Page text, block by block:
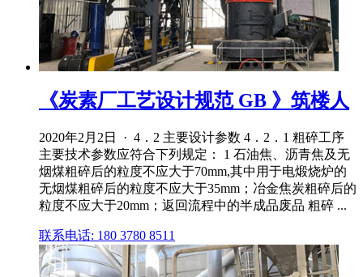
《炭素厂工艺设计规范 GB 》筑楼人
2020年2月2日 · 4．2 主要设计参数 4．2．1 粗碎工序
主要技术参数应符合下列规定： 1 石油焦、沥青焦及无
烟煤粗碎后的粒度不应大于70mm,其中用于电煅烧炉的
无烟煤粗碎后的粒度不应大于35mm；冶金焦炭粗碎后的
粒度不应大于20mm；返回流程中的半成品废品 粗碎 ...
联系电话: 180 3780 8511